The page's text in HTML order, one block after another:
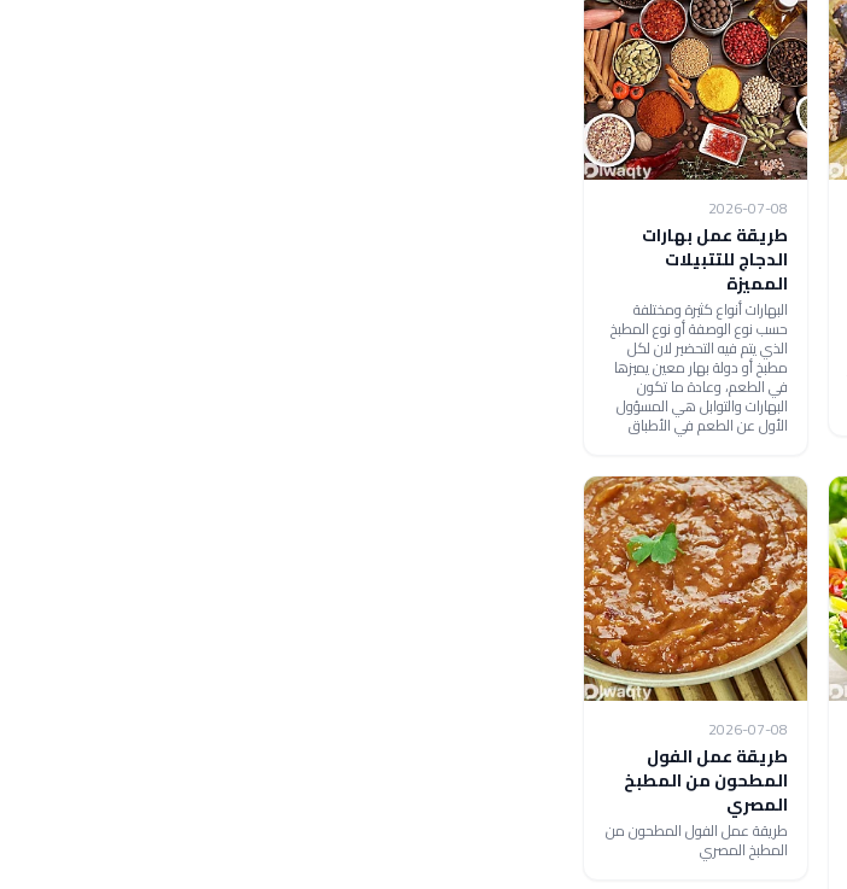
2026-07-08
طريقة عمل بهارات
الدجاج للتتبيلات
المميزة
البهارات أنواع كثيرة ومختلفة
حسب نوع الوصفة أو نوع المطبخ
الذي يتم فيه التحضير لان لكل
مطبخ أو دولة بهار معين يميزها
في الطعم، وعادة ما تكون
البهارات والتوابل هي المسؤول
الأول عن الطعم في الأطباق
2026-07-08
طريقة عمل الفول
المطحون من المطبخ
المصري
طريقة عمل الفول المطحون من
المطبخ المصري